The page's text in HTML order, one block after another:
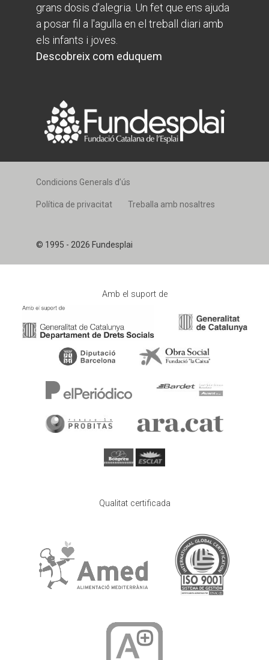
grans dosis d’alegria. Un fet que ens ajuda
a posar fil a l'agulla en el treball diari amb
els infants i joves.
Descobreix com eduquem
© 1995 - 2026 Fundesplai
Condicions Generals d’ús
Política de privacitat Treballa amb nosaltres
Amb el suport de
Qualitat certificada